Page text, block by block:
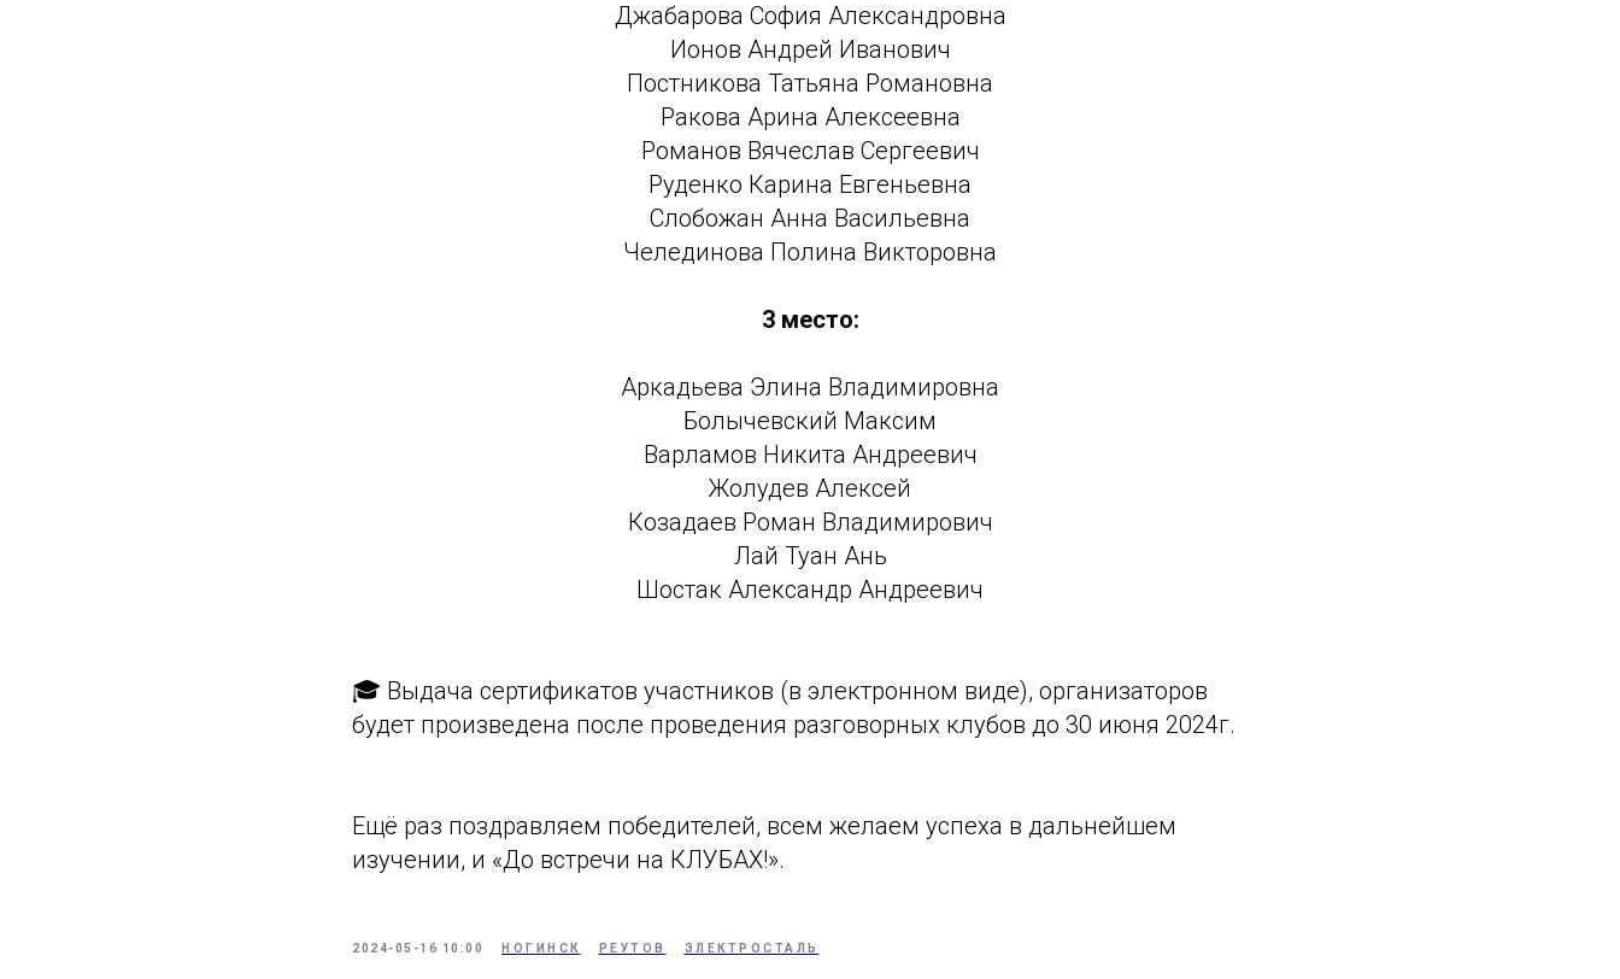
Джабарова София Александровна
Ионов Андрей Иванович
Постникова Татьяна Романовна
Ракова Арина Алексеевна
Романов Вячеслав Сергеевич
Руденко Карина Евгеньевна
Слобожан Анна Васильевна
Челединова Полина Викторовна
3 место:
Аркадьева Элина Владимировна
Болычевский Максим
Варламов Никита Андреевич
Жолудев Алексей
Козадаев Роман Владимирович
Лай Туан Ань
Шостак Александр Андреевич
🎓 Выдача сертификатов участников (в электронном виде), организаторов
будет произведена после проведения разговорных клубов до 30 июня 2024г.
Ещё раз поздравляем победителей, всем желаем успеха в дальнейшем
изучении, и «До встречи на КЛУБАХ!».
2024-05-16 10:00 НОГИНСК РЕУТОВ ЭЛЕКТРОСТАЛЬ